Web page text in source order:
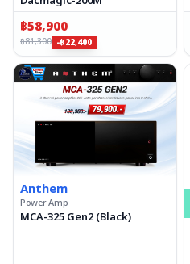
฿58,900
฿81,300 -฿22,400
Anthem
Power Amp
MCA-325 Gen2 (Black)